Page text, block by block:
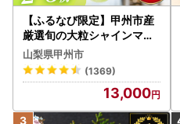
【ふるなび限定】甲州市産
厳選旬の大粒シャインマス
カット 約1.3kg 2～3房【2
026年発送】（MG）B12-
472 FN-Limited-VO シャ
インマスカット フルーツ
山梨県甲州市
(1369)
13,000